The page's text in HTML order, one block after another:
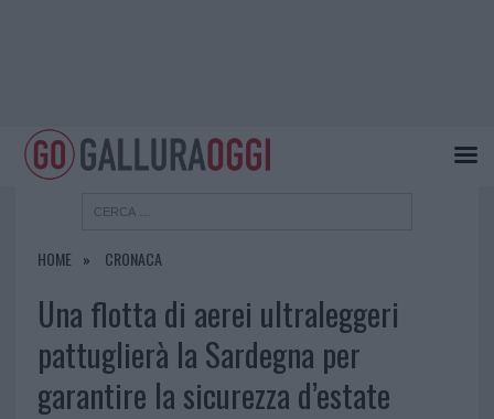
HOME CRONACA
Una flotta di aerei ultraleggeri
pattuglierà la Sardegna per
garantire la sicurezza d’estate